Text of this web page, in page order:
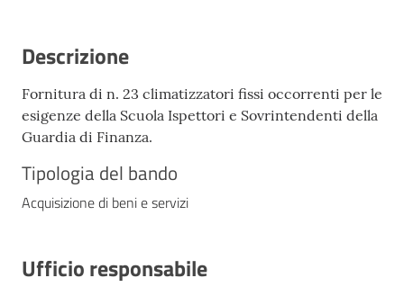
Descrizione
Fornitura di n. 23 climatizzatori fissi occorrenti per le
esigenze della Scuola Ispettori e Sovrintendenti della
Guardia di Finanza.
Tipologia del bando
Acquisizione di beni e servizi
Ufficio responsabile